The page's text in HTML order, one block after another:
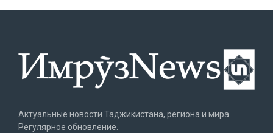
Актуальные новости Таджикистана, региона и мира.
Регулярное обновление.